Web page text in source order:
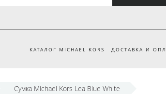
КАТАЛОГ MICHAEL KORS ДОСТАВКА И
Сумка Michael Kors Lea Blue White